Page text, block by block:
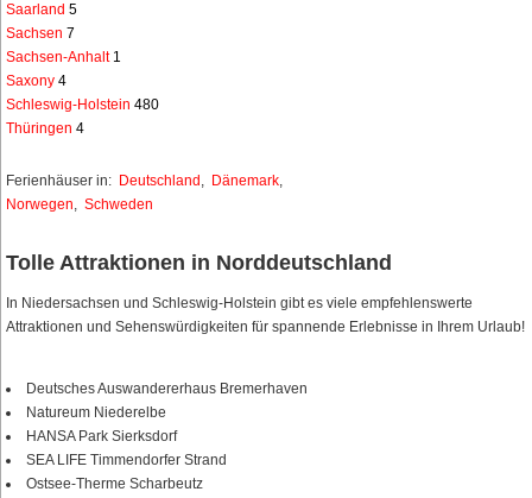
Saarland 5
Sachsen 7
Sachsen-Anhalt 1
Saxony 4
Schleswig-Holstein 480
Thüringen 4
Ferienhäuser in: Deutschland , Dänemark,
Norwegen, Schweden
Tolle Attraktionen in Norddeutschland
In Niedersachsen und Schleswig-Holstein gibt es viele empfehlenswerte
Attraktionen und Sehenswürdigkeiten für spannende Erlebnisse in Ihrem Urlaub!
Deutsches Auswandererhaus Bremerhaven
Natureum Niederelbe
HANSA Park Sierksdorf
SEA LIFE Timmendorfer Strand
Ostsee-Therme Scharbeutz